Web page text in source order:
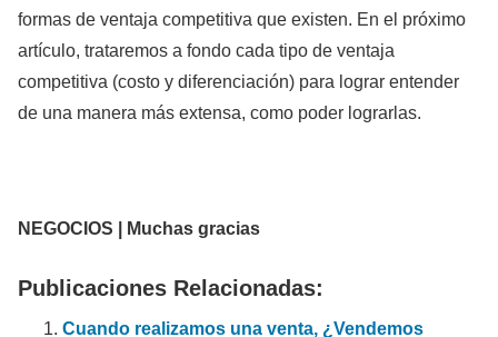
formas de ventaja competitiva que existen. En el próximo
artículo, trataremos a fondo cada tipo de ventaja
competitiva (costo y diferenciación) para lograr entender
de una manera más extensa, como poder lograrlas.
NEGOCIOS | Muchas gracias
Publicaciones Relacionadas:
Cuando realizamos una venta, ¿Vendemos